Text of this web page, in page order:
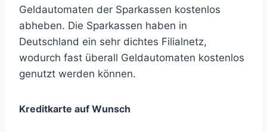
Geldautomaten der Sparkassen kostenlos
abheben. Die Sparkassen haben in
Deutschland ein sehr dichtes Filialnetz,
wodurch fast überall Geldautomaten kostenlos
genutzt werden können.
Kreditkarte auf Wunsch